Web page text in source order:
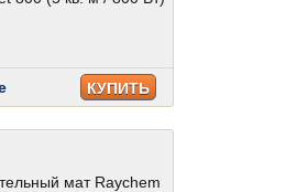
КУПИТЬ
мат Raychem